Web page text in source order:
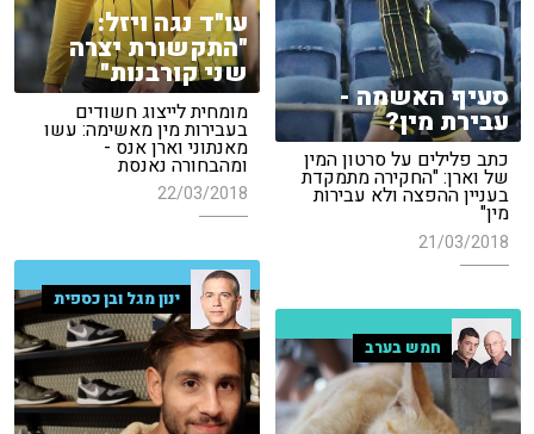
עו"ד נגה ויזל:
"התקשורת יצרה
שני קורבנות"
מומחית לייצוג חשודים
בעבירות מין מאשימה: עשו
מאנתוני וארן אנס -
ומהבחורה נאנסת
22/03/2018
סעיף האשמה -
עבירת מין?
כתב פלילים על סרטון המין
של וארן: "החקירה מתמקדת
בעניין ההפצה ולא עבירות
מין"
21/03/2018
ינון מגל ובן כספית
חמש בערב